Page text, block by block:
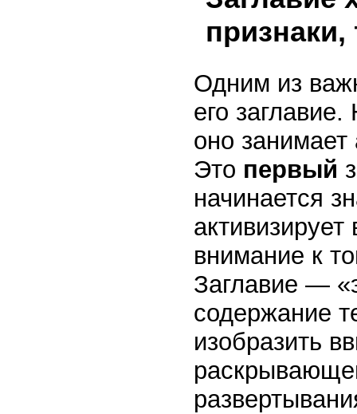
Одним из
его
оно
Это первый
начинается
внимание к
Заглавие —
содержание
изобразить